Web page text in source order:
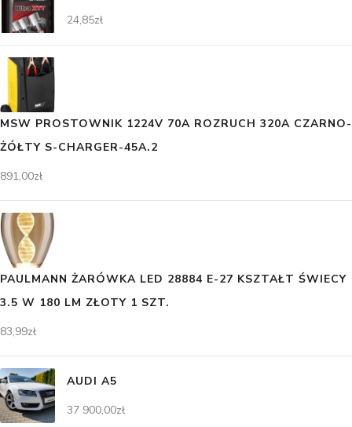
24,85zł
MSW PROSTOWNIK 1224V 70A ROZRUCH 320A CZARNO-
ŻÓŁTY S-CHARGER-45A.2
891,00zł
PAULMANN ŻARÓWKA LED 28884 E-27 KSZTAŁT ŚWIECY
3.5 W 180 LM ZŁOTY 1 SZT.
83,99zł
AUDI A5
37 900,00zł